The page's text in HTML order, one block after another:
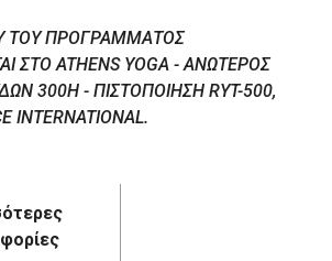
ΤΟΥ ΠΡΟΓΡΑΜΜΑΤΟΣ
ΣΤΟ ATHENS YOGA - ΑΝΩΤΕΡΟΣ
300H - ΠΙΣΤΟΠΟΙΗΣΗ RYT-500,
INTERNATIONAL.